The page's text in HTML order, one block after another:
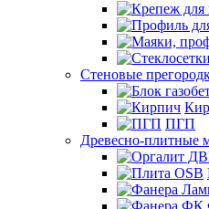
Стеновые
ПГП
Древесно-плитные